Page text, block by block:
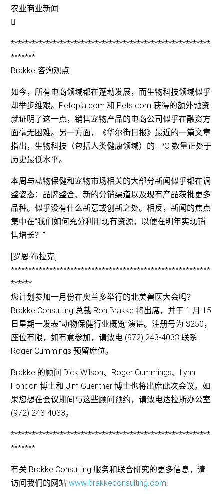
农业商业新闻

*********************************************************
*******
Brakke 咨询观点
如今，所有电商领域都在蓬勃发展，而生物科技领域似乎
却举步维艰。Petopia.com 和 Pets.com 获得的额外融资
就证明了这一点，销售宠物产品的电商公司似乎在融资方
面毫无困难。另一方面，《华尔街日报》最近的一篇文章
指出，生物科技（包括人类健康领域）的 IPO 数量正处于
历史最低水平。
本周与动物保健和宠物市场相关的大部分新闻似乎都在调
整姿态：品牌整合、新的分销渠道以及现有产品获批更多
品种。似乎没有什么新意或创新之处。相反，新闻的焦点
集中在“我们如何充分利用现有资源，以便在明年实现销
售增长？”
[罗恩·布拉克]
*********************************************************
******
您计划参加一月份在奥兰多举行的北美兽医大会吗？
Brakke Consulting 总裁 Ron Brakke 将出席，并于 1 月 15
日星期一发表“动物保健行业概览”演讲。注册号为 $250，
座位有限，如有意参加，请致电 (972) 243-4033 联系
Roger Cummings 预留席位。
Brakke 的顾问 Dick Wilson、Roger Cummings、Lynn
Fondon 博士和 Jim Guenther 博士也将出席此次会议。如
果您想在会议期间与这些顾问预约，请致电达拉斯办公室
(972) 243-4033。
*********************************************************
*******
有关 Brakke Consulting 服务和联合研究的更多信息，请
访问我们的网站www.brakkeconsulting.com.